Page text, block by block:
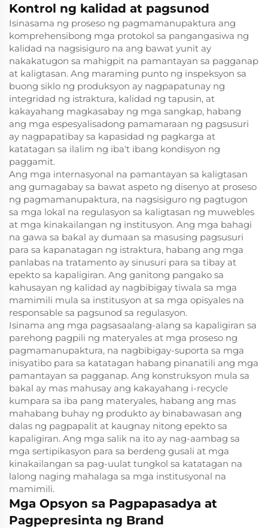
Kontrol ng kalidad at pagsunod
Isinasama ng proseso ng pagmamanupaktura ang
komprehensibong mga protokol sa pangangasiwa ng
kalidad na nagsisiguro na ang bawat yunit ay
nakakatugon sa mahigpit na pamantayan sa pagganap
at kaligtasan. Ang maraming punto ng inspeksyon sa
buong siklo ng produksyon ay nagpapatunay ng
integridad ng istraktura, kalidad ng tapusin, at
kakayahang magkasabay ng mga sangkap, habang
ang mga espesyalisadong pamamaraan ng pagsusuri
ay nagpapatibay sa kapasidad ng pagkarga at
katatagan sa ilalim ng iba't ibang kondisyon ng
paggamit.
Ang mga internasyonal na pamantayan sa kaligtasan
ang gumagabay sa bawat aspeto ng disenyo at proseso
ng pagmamanupaktura, na nagsisiguro ng pagtugon
sa mga lokal na regulasyon sa kaligtasan ng muwebles
at mga kinakailangan ng institusyon. Ang mga bahagi
na gawa sa bakal ay dumaan sa masusing pagsusuri
para sa kapanatagan ng istraktura, habang ang mga
panlabas na tratamento ay sinusuri para sa tibay at
epekto sa kapaligiran. Ang ganitong pangako sa
kahusayan ng kalidad ay nagbibigay tiwala sa mga
mamimili mula sa institusyon at sa mga opisyales na
responsable sa pagsunod sa regulasyon.
Isinama ang mga pagsasaalang-alang sa kapaligiran sa
parehong pagpili ng materyales at mga proseso ng
pagmamanupaktura, na nagbibigay-suporta sa mga
inisyatibo para sa katatagan habang pinanatili ang mga
pamantayan sa pagganap. Ang konstruksyon mula sa
bakal ay mas mahusay ang kakayahang i-recycle
kumpara sa iba pang materyales, habang ang mas
mahabang buhay ng produkto ay binabawasan ang
dalas ng pagpapalit at kaugnay nitong epekto sa
kapaligiran. Ang mga salik na ito ay nag-aambag sa
mga sertipikasyon para sa berdeng gusali at mga
kinakailangan sa pag-uulat tungkol sa katatagan na
lalong naging mahalaga sa mga institusyonal na
mamimili.
Mga Opsyon sa Pagpapasadya at
Pagpepresinta ng Brand